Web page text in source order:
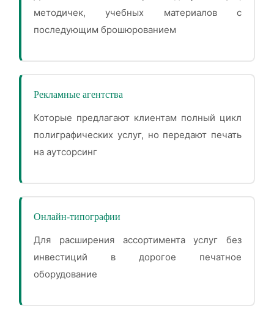
методичек, учебных материалов с
последующим брошюрованием
Рекламные агентства
Которые предлагают клиентам полный цикл
полиграфических услуг, но передают печать
на аутсорсинг
Онлайн-типографии
Для расширения ассортимента услуг без
инвестиций в дорогое печатное
оборудование